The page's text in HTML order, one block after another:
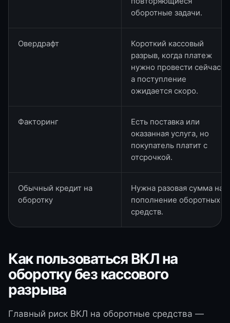
оборотные задачи.
Овердрафт
Короткий кассовый
разрыв, когда платеж
нужно провести сейчас,
а поступление
ожидается скоро.
Факторинг
Есть поставка или
оказанная услуга, но
покупатель платит с
отсрочкой.
Обычный кредит на
оборотку
Нужна разовая сумма на
пополнение оборотных
средств.
Как пользоваться ВКЛ на
оборотку без кассового
разрыва
Главный риск ВКЛ на оборотные средства —